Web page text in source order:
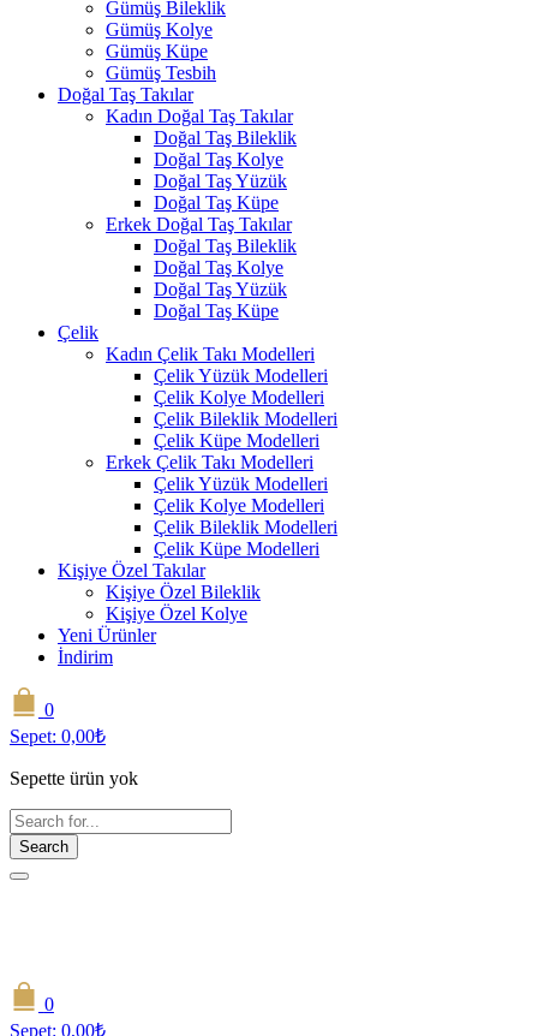
Gümüş Bileklik
Gümüş Kolye
Gümüş Küpe
Gümüş Tesbih
Doğal Taş Takılar
Kadın Doğal Taş Takılar
Doğal Taş Bileklik
Doğal Taş Kolye
Doğal Taş Yüzük
Doğal Taş Küpe
Erkek Doğal Taş Takılar
Doğal Taş Bileklik
Doğal Taş Kolye
Doğal Taş Yüzük
Doğal Taş Küpe
Çelik
Kadın Çelik Takı Modelleri
Çelik Yüzük Modelleri
Çelik Kolye Modelleri
Çelik Bileklik Modelleri
Çelik Küpe Modelleri
Erkek Çelik Takı Modelleri
Çelik Yüzük Modelleri
Çelik Kolye Modelleri
Çelik Bileklik Modelleri
Çelik Küpe Modelleri
Kişiye Özel Takılar
Kişiye Özel Bileklik
Kişiye Özel Kolye
Yeni Ürünler
İndirim
0
Sepet: 0,00₺
Sepette ürün yok
Search
0
Sepet: 0,00₺